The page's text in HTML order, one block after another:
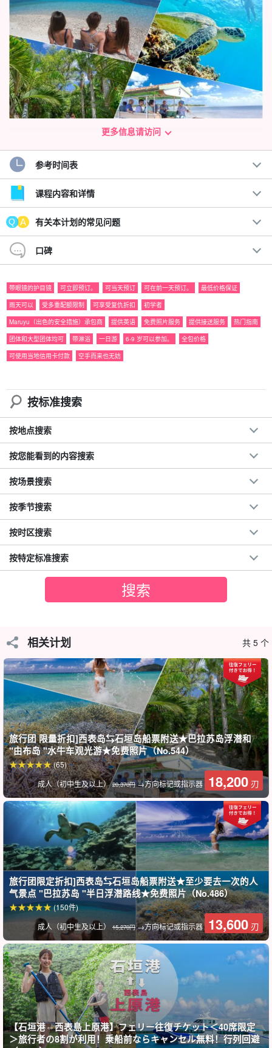
巴拉苏岛浮潜和由布岛水牛车观光
由布岛观光和活动的最高组合计划现已推出！
您可以在有奇迹之岛之称的 "巴拉苏岛 "浮潜，也可以在乘坐水牛车
穿越的 "由布岛 "观光。
巴拉斯岛（奇迹之岛）
巴拉斯岛由珊瑚碎片（barras）组成，虽然时高时低，但在退潮
时，当潮水小于 100 厘米时，就会出现陆地。
参观活动在岛屿看不见陆地的时候举行。该岛也被称为 "奇迹岛"，
因为它只有在退潮时才会出现。
极有可能遇到海龟！
巴拉苏岛周围的水域被称为 "石西泻湖"、日本最大、最美丽的珊瑚
在这一点上
根据潮汐情况，看到海龟的可能性很大。即使看不到海龟，也值得
浮潜，因为可以看到大片的珊瑚礁。
*由于 100% 是活体生物，我们不能保证您一定会遇到它们。
更多信息请访问
参考时间表
课程内容和详情
有关本计划的常见问题
口碑
带眼镜的护目镜 可立即预订。 可当天预订 可在前一天预订。
最低价格保证
雨天可以
受多重配额限制 可享受复仇折扣
初学者
Maruyu（出色的安全措施）承包商
提供英语 免费照片服务 提供接送服务
热门指南
团体和大型团体均可
带淋浴 一日游 6-9 岁可以参加。
全包价格
可使用当地信用卡付款
空手而来也无妨
按标准搜索
按地点搜索
按您能看到的内容搜索
按场景搜索
按季节搜索
按时区搜索
按特定标准搜索
相关计划 共 5 个
旅行团 限量折扣]西表岛⇆石垣岛船票附送★巴拉苏岛浮潜和
"由布岛 "水牛车观光游★免费照片（No.544）
成人（初中生及以上）20,370円→方向标记或指示器 18,200 刃
(65)
旅行团限定折扣]西表岛⇆石垣岛船票附送★至少要去一次的人
气景点 "巴拉苏岛 "半日浮潜路线★免费照片（No.486）
成人（初中生及以上） 15,270円→方向标记或指示器 13,600 刃
(150件)
【石垣港⇔西表島上原港】フェリー往復チケット＜40席限定
＞旅行者の8割が利用！乗船前ならキャンセル無料！行列回避